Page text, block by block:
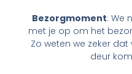
Bezorgmoment: We
met je op om het
Zo weten we zeker
deur